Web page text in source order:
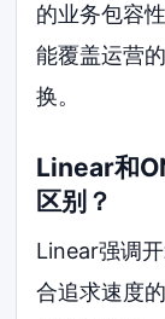
的业务包容
能覆盖运营
换。
Linear和
区别？
Linear强调
合追求速度